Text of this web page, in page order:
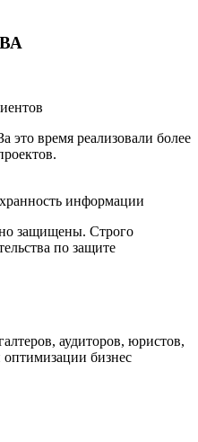
это время реализовали более
информации
защищены. Строго
по защите
аудиторов, юристов,
бизнес